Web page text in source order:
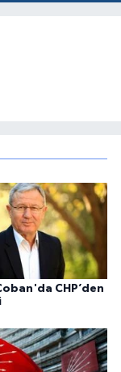
CHP’den